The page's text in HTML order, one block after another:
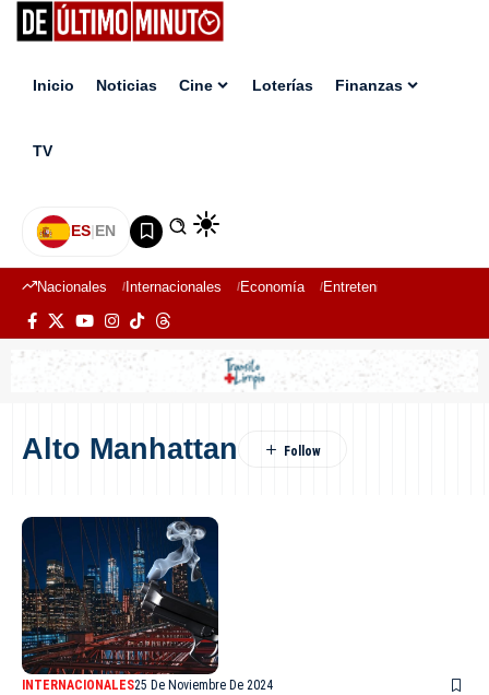
Inicio Noticias Cine Loterías Finanzas
TV
ES|EN
Nacionales Internacionales Economía Entretenimiento
Alto Manhattan
INTERNACIONALES25 De Noviembre De 2024